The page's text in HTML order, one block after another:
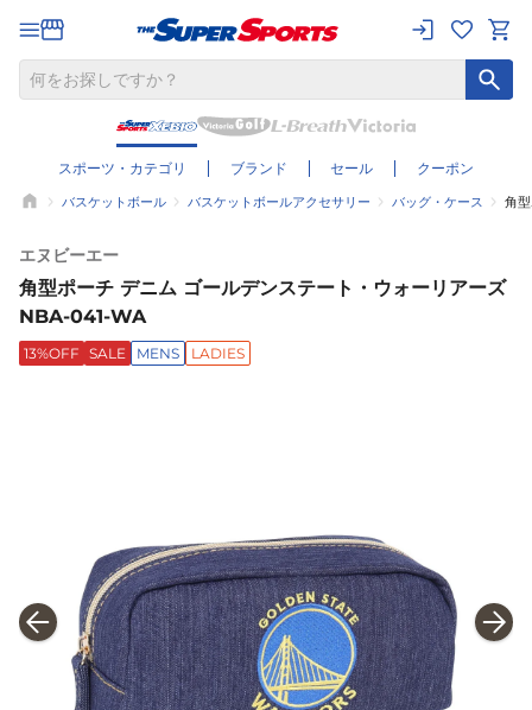
スポーツ・カテゴリ ブランド セール クーポン
バスケットボール バスケットボールアクセサリー バッグ・ケース 角
エヌビーエー
角型ポーチ デニム ゴールデンステート・ウォーリアーズ
NBA-041-WA
13%OFF SALE MENS LADIES